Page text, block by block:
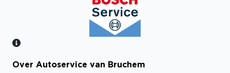
Bekijk certificaat
Over Autoservice van Bruchem